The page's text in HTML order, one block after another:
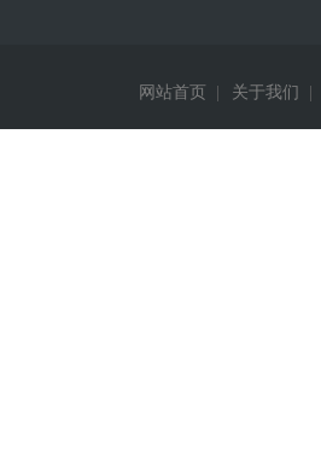
网站首页 关于我们